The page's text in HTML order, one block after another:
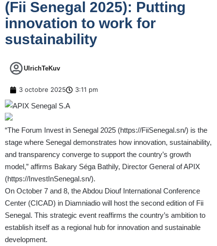
(Fii Senegal 2025): Putting
innovation to work for
sustainability
UlrichTeKuv
3 octobre 2025 3:11 pm
“The Forum Invest in Senegal 2025 (https://FiiSenegal.sn/) is the
stage where Senegal demonstrates how innovation, sustainability,
and transparency converge to support the country’s growth
model,” affirms Bakary Séga Bathily, Director General of APIX
(https://InvestInSenegal.sn/).
On October 7 and 8, the Abdou Diouf International Conference
Center (CICAD) in Diamniadio will host the second edition of Fii
Senegal. This strategic event reaffirms the country’s ambition to
establish itself as a regional hub for innovation and sustainable
development.